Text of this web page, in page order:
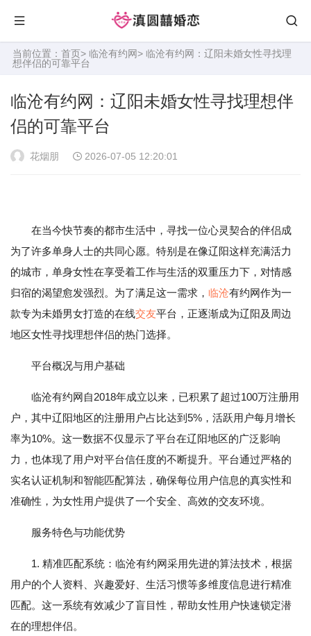
当前位置： 首页> 临沧有约网> 临沧有约网：辽阳未婚女性寻找理
想伴侣的可靠平台
临沧有约网：辽阳未婚女性寻找理想伴
侣的可靠平台
花烟朋 2026-07-05 12:20:01
在当今快节奏的都市生活中，寻找一位心灵契合的伴侣成
为了许多单身人士的共同心愿。特别是在像辽阳这样充满活力
的城市，单身女性在享受着工作与生活的双重压力下，对情感
归宿的渴望愈发强烈。为了满足这一需求， 临沧有约网作为一
款专为未婚男女打造的在线交友平台，正逐渐成为辽阳及周边
地区女性寻找理想伴侣的热门选择。
平台概况与用户基础
临沧有约网自2018年成立以来，已积累了超过100万注册用
户，其中辽阳地区的注册用户占比达到5%，活跃用户每月增长
率为10%。这一数据不仅显示了平台在辽阳地区的广泛影响
力，也体现了用户对平台信任度的不断提升。平台通过严格的
实名认证机制和智能匹配算法，确保每位用户信息的真实性和
准确性，为女性用户提供了一个安全、高效的交友环境。
服务特色与功能优势
1. 精准匹配系统：临沧有约网采用先进的算法技术，根据
用户的个人资料、兴趣爱好、生活习惯等多维度信息进行精准
匹配。这一系统有效减少了盲目性，帮助女性用户快速锁定潜
在的理想伴侣。